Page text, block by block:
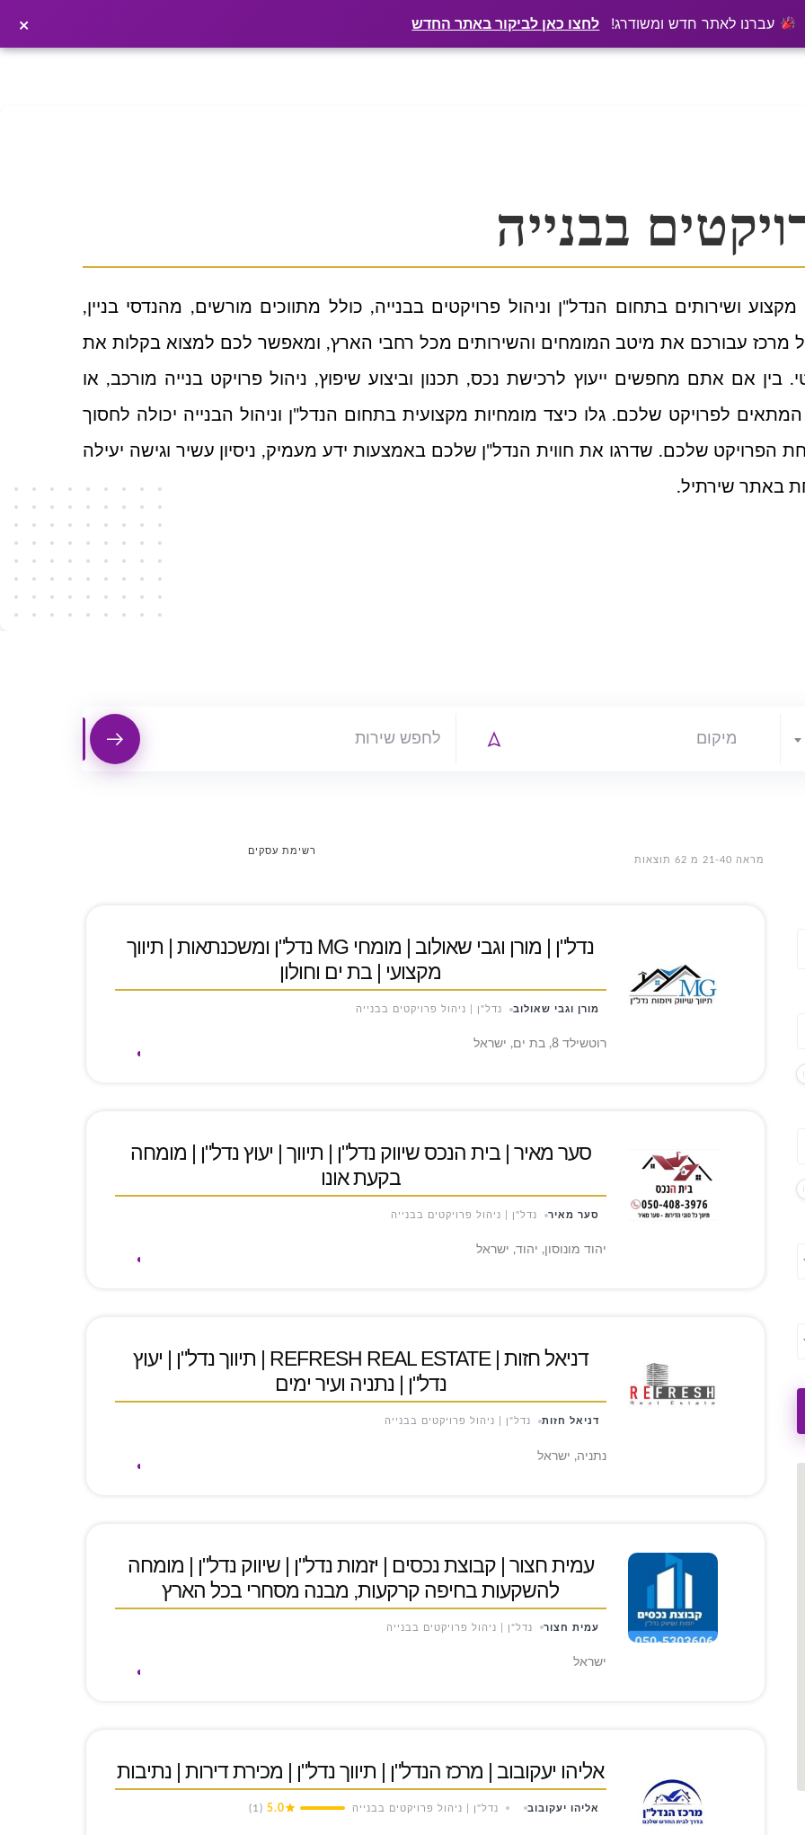
עברנו לאתר חדש ומשודרג! לחצו כאן לביקור באתר החדש × אתכם בגוגל? שירתיל מפרסמת כתבה מקצועית עליכם·₪150 לשנה
בבנייה
ושירותים בתחום הנדל"ן וניהול פרויקטים בבנייה, כולל מתווכים מורשים, מהנדסי בניין,
מרכז עבורכם את מיטב המומחים והשירותים מכל רחבי הארץ, ומאפשר לכם למצוא בקלות את
בין אם אתם מחפשים ייעוץ לרכישת נכס, תכנון וביצוע שיפוץ, ניהול פרויקט בנייה מורכב, או
לפרויקט שלכם. גלו כיצד מומחיות מקצועית בתחום הנדל"ן וניהול הבנייה יכולה לחסוך
שלכם. שדרגו את חווית הנדל"ן שלכם באמצעות ידע מעמיק, ניסיון עשיר וגישה יעילה
באתר שירתיל.
מראה 21-40 מ 62 תוצאות
רשימת עסקים
נדל"ן | מורן וגבי שאולוב | מומחי MG נדל"ן ומשכנתאות | תיווך
מקצועי | בת ים וחולון
מורן וגבי שאולוב נדל"ן | ניהול פרויקטים בבנייה
רוטשילד 8, בת ים, ישראל
סער מאיר | בית הנכס שיווק נדל"ן | תיווך | יעוץ נדל"ן | מומחה
בקעת אונו
סער מאיר נדל"ן | ניהול פרויקטים בבנייה
יהוד מונוסון, יהוד, ישראל
דניאל חזות | REFRESH REAL ESTATE | תיווך נדל"ן | יעוץ
נדל"ן | נתניה ועיר ימים
דניאל חזות נדל"ן | ניהול פרויקטים בבנייה
נתניה, ישראל
עמית חצור | קבוצת נכסים | יזמות נדל"ן | שיווק נדל"ן | מומחה
להשקעות בחיפה קרקעות, מבנה מסחרי בכל הארץ
עמית חצור נדל"ן | ניהול פרויקטים בבנייה
ישראל
אליהו יעקובוב | מרכז הנדל"ן | תיווך נדל"ן | מכירת דירות | נתיבות
אליהו יעקובוב נדל"ן | ניהול פרויקטים בבנייה 5.0
(1)